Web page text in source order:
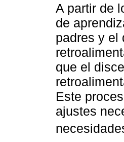
A partir de
de
padres y el
que el
Este
ajustes